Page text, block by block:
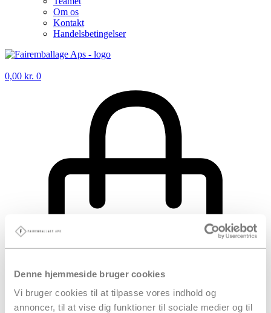
Denne hjemmeside bruger cookies
Vi bruger cookies til at tilpasse vores indhold og
annoncer, til at vise dig funktioner til sociale medier og til
Om os
Kontakt
Handelsbetingelser
0,00 kr. 0